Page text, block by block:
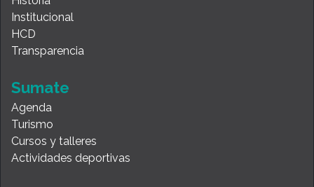
Institucional
HCD
Transparencia
Sumate
Agenda
Turismo
Cursos y talleres
Actividades deportivas